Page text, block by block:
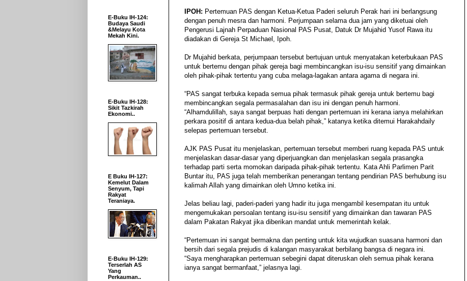
IPOH: Pertemuan PAS dengan Ketua-Ketua Paderi seluruh Perak hari ini berlangsung
dengan penuh mesra dan harmoni. Perjumpaan selama dua jam yang diketuai oleh
Pengerusi Lajnah Perpaduan Nasional PAS Pusat, Datuk Dr Mujahid Yusof Rawa itu
diadakan di Gereja St Michael, Ipoh.
Dr Mujahid berkata, perjumpaan tersebut bertujuan untuk menyatakan keterbukaan PAS
untuk bertemu dengan pihak gereja bagi membincangkan isu-isu sensitif yang dimainkan
oleh pihak-pihak tertentu yang cuba melaga-lagakan antara agama di negara ini.
“PAS sangat terbuka kepada semua pihak termasuk pihak gereja untuk bertemu bagi
membincangkan segala permasalahan dan isu ini dengan penuh harmoni.
“Alhamdulillah, saya sangat berpuas hati dengan pertemuan ini kerana ianya melahirkan
perkara positif di antara kedua-dua belah pihak,” katanya ketika ditemui Harakahdaily
selepas pertemuan tersebut.
AJK PAS Pusat itu menjelaskan, pertemuan tersebut memberi ruang kepada PAS untuk
menjelaskan dasar-dasar yang diperjuangkan dan menjelaskan segala prasangka
terhadap parti serta momokan daripada pihak-pihak tertentu. Kata Ahli Parlimen Parit
Buntar itu, PAS juga telah memberikan penerangan tentang pendirian PAS berhubung isu
kalimah Allah yang dimainkan oleh Umno ketika ini.
Jelas beliau lagi, paderi-paderi yang hadir itu juga mengambil kesempatan itu untuk
mengemukakan persoalan tentang isu-isu sensitif yang dimainkan dan tawaran PAS
dalam Pakatan Rakyat jika diberikan mandat untuk memerintah kelak.
“Pertemuan ini sangat bermakna dan penting untuk kita wujudkan suasana harmoni dan
bersih dari segala prejudis di kalangan masyarakat berbilang bangsa di negara ini.
“Saya mengharapkan pertemuan sebegini dapat diteruskan oleh semua pihak kerana
ianya sangat bermanfaat,” jelasnya lagi.
E-Buku IH-124:
Budaya Saudi
&Melayu Kota
Mekah Kini.
E-Buku IH-128:
Sikit Tazkirah
Ekonomi..
E Buku IH-127:
Kemelut Dalam
Senyum, Tapi
Rakyat
Teraniaya.
E-Buku IH-129:
Terserlah AS
Yang
Perkauman..